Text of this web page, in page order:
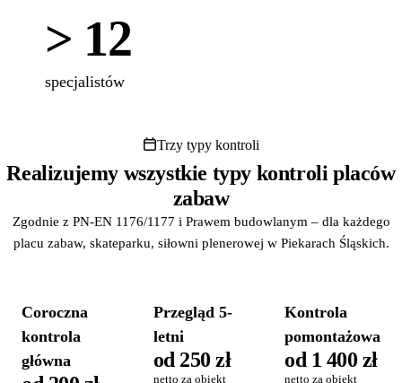
> 12
specjalistów
Trzy typy kontroli
Realizujemy wszystkie typy kontroli placów
zabaw
Zgodnie z PN-EN 1176/1177 i Prawem budowlanym – dla każdego
placu zabaw, skateparku, siłowni plenerowej w Piekarach Śląskich.
Coroczna
kontrola
główna
Przegląd 5-
letni
od 250 zł
netto za obiekt
Kontrola
pomontażowa
od 1 400 zł
netto za obiekt